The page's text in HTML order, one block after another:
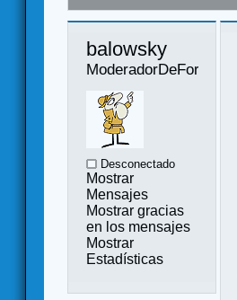
balowsky
ModeradorDeForo
Desconectado
Mostrar
Mensajes
Mostrar gracias
en los mensajes
Mostrar
Estadísticas